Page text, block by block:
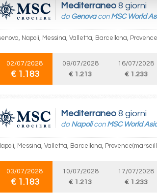
Mediterraneo 8 giorni
da Genovacon MSC World
Napoli, Messina, Valletta, Barcellona,
02/07/2028
€ 1.183
09/07/2028
€ 1.213
16/07/2028
€ 1.233
Mediterraneo 8 giorni
da Napolicon MSC World
Messina, Valletta, Barcellona,
03/07/2028
€ 1.183
10/07/2028
€ 1.213
17/07/2028
€ 1.233